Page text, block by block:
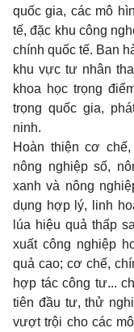
quốc gia, các mô
tế, đặc khu công
chính quốc tế. Ban
khu vực tư nhân
khoa học trọng
trọng quốc gia,
ninh.
Hoàn thiện cơ
nông nghiệp số,
xanh và nông
dụng hợp lý, linh
lúa hiệu quả thấp
xuất công nghiệp
quả cao; cơ chế,
hợp tác công tư...
tiên đầu tư, thử
vượt trội cho các